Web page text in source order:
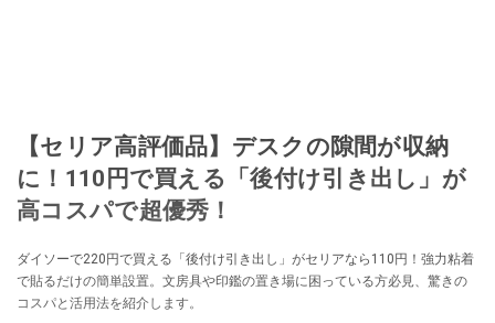
【セリア高評価品】デスクの隙間が収納
に！110円で買える「後付け引き出し」が
高コスパで超優秀！
ダイソーで220円で買える「後付け引き出し」がセリアなら110円！強力粘着
で貼るだけの簡単設置。文房具や印鑑の置き場に困っている方必見、驚きの
コスパと活用法を紹介します。